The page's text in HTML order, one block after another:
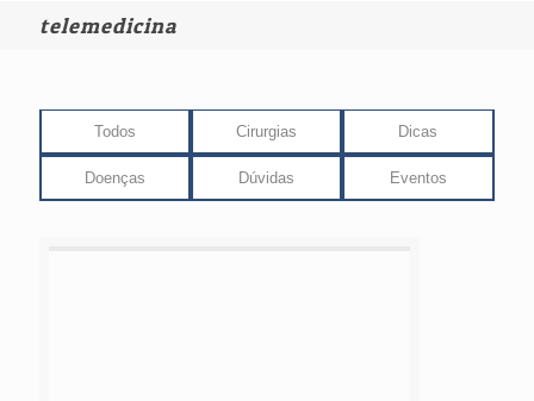
telemedicina
Todos Cirurgias Dicas
Doenças Dúvidas Eventos